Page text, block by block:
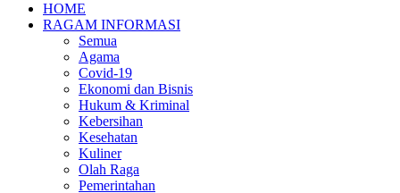
HOME
RAGAM INFORMASI
Semua
Agama
Covid-19
Ekonomi dan Bisnis
Hukum & Kriminal
Kebersihan
Kesehatan
Kuliner
Olah Raga
Pemerintahan